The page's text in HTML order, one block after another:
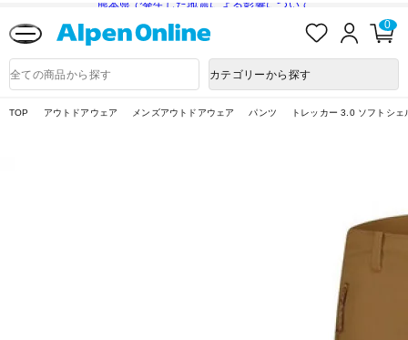
熊本県で発生した地震による影響について
入
ロ
ン
0
品
検
カテゴリーから探す
TOP アウトドアウェア メンズアウトドアウェア パンツ トレッカー 3.0 ソフトシ